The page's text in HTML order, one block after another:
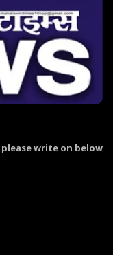
write on below